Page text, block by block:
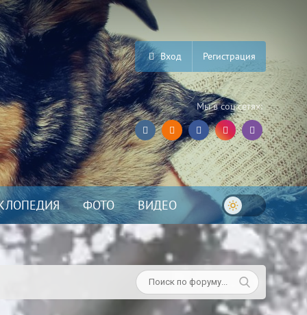
Вход Регистрация
Мы в соц.сетях:
ФОТО ВИДЕО